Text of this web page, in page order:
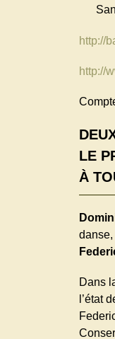
http://
http://
LE
À
Dans
l’état